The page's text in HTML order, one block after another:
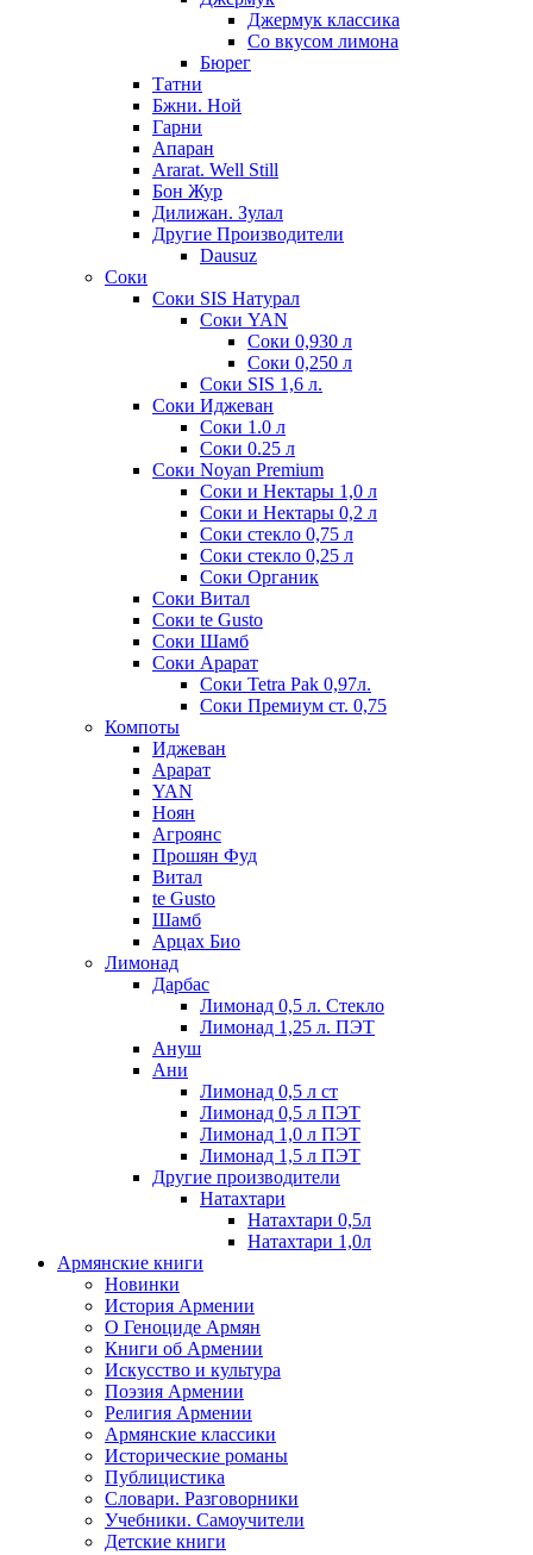
Джермук классика
Со вкусом лимона
Бюрег
Татни
Бжни. Ной
Гарни
Апаран
Ararat. Well Still
Бон Жур
Дилижан. Зулал
Другие Производители
Dausuz
Соки
Соки SIS Натурал
Соки YAN
Соки 0,930 л
Соки 0,250 л
Соки SIS 1,6 л.
Соки Иджеван
Соки 1.0 л
Соки 0.25 л
Соки Noyan Premium
Соки и Нектары 1,0 л
Соки и Нектары 0,2 л
Соки стекло 0,75 л
Соки стекло 0,25 л
Соки Органик
Соки Витал
Соки te Gusto
Соки Шамб
Соки Арарат
Соки Tetra Pak 0,97л.
Соки Премиум ст. 0,75
Компоты
Иджеван
Арарат
YAN
Ноян
Агроянс
Прошян Фуд
Витал
te Gusto
Шамб
Арцах Био
Лимонад
Дарбас
Лимонад 0,5 л. Стекло
Лимонад 1,25 л. ПЭТ
Ануш
Ани
Лимонад 0,5 л ст
Лимонад 0,5 л ПЭТ
Лимонад 1,0 л ПЭТ
Лимонад 1,5 л ПЭТ
Другие производители
Натахтари
Натахтари 0,5л
Натахтари 1,0л
Армянские книги
Новинки
История Армении
О Геноциде Армян
Книги об Армении
Иcкусство и культура
Поэзия Армении
Религия Армении
Армянские классики
Исторические романы
Публицистика
Словари. Разговорники
Учебники. Самоучители
Детские книги